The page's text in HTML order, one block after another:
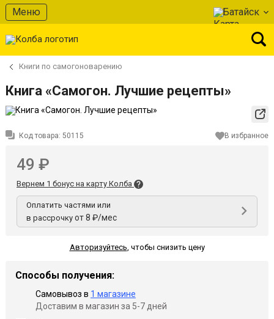
Меню Батайск
Книги по самогоноварению
Книга «Самогон. Лучшие рецепты»
Код товара: 50115 В избранное
49 ₽
Вернем 1 бонус на карту Колба
Оплатить частями или
в рассрочку от 8 ₽/мес
Авторизуйтесь, чтобы снизить цену
Способы получения:
Самовывоз в 1 магазине
Доставим в магазин за 5-7 дней